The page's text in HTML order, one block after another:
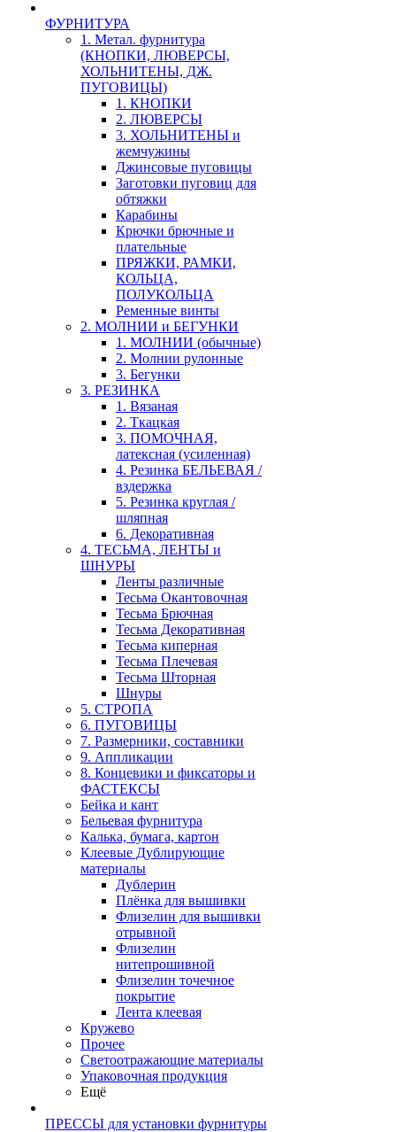
ФУРНИТУРА
1. Метал. фурнитура
(КНОПКИ, ЛЮВЕРСЫ,
ХОЛЬНИТЕНЫ, ДЖ.
ПУГОВИЦЫ)
1. КНОПКИ
2. ЛЮВЕРСЫ
3. ХОЛЬНИТЕНЫ и
жемчужины
Джинсовые пуговицы
Заготовки пуговиц для
обтяжки
Карабины
Крючки брючные и
плательные
ПРЯЖКИ, РАМКИ,
КОЛЬЦА,
ПОЛУКОЛЬЦА
Ременные винты
2. МОЛНИИ и БЕГУНКИ
1. МОЛНИИ (обычные)
2. Молнии рулонные
3. Бегунки
3. РЕЗИНКА
1. Вязаная
2. Ткацкая
3. ПОМОЧНАЯ,
латексная (усиленная)
4. Резинка БЕЛЬЕВАЯ /
вздержка
5. Резинка круглая /
шляпная
6. Декоративная
4. ТЕСЬМА, ЛЕНТЫ и
ШНУРЫ
Ленты различные
Тесьма Окантовочная
Тесьма Брючная
Тесьма Декоративная
Тесьма киперная
Тесьма Плечевая
Тесьма Шторная
Шнуры
5. СТРОПА
6. ПУГОВИЦЫ
7. Размерники, составники
9. Аппликации
8. Концевики и фиксаторы и
ФАСТЕКСЫ
Бейка и кант
Бельевая фурнитура
Калька, бумага, картон
Клеевые Дублирующие
материалы
Дублерин
Плёнка для вышивки
Флизелин для вышивки
отрывной
Флизелин
нитепрошивной
Флизелин точечное
покрытие
Лента клеевая
Кружево
Прочее
Светоотражающие материалы
Упаковочная продукция
Ещё
ПРЕССЫ для установки фурнитуры